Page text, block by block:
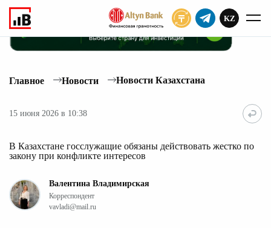
KZ
Главное Новости Новости Казахстана
15 июня 2026 в 10:38
В Казахстане госслужащие обязаны действовать жестко по
закону при конфликте интересов
Валентина Владимирская
Корреспондент
vavladi@mail.ru